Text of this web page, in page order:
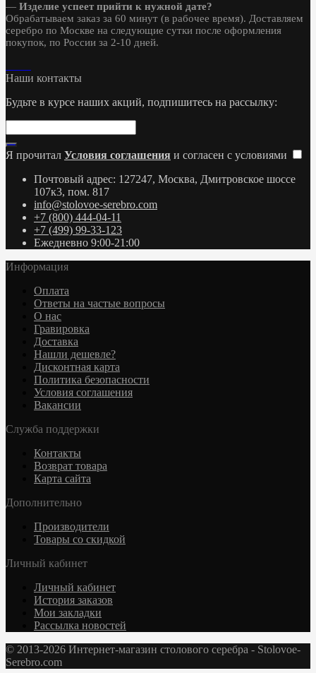
— Изделие успеет прийти к нужной дате?
Обрабатываем заказ за 60 минут (в рабочее время). Доставляем
серебро по Москве на следующие сутки после оформления
покупок, по России за 2-10 дней.
Наши контакты
Будьте в курсе наших акций, подпишитесь на рассылку:
Я прочитал Условия соглашения и согласен с условиями
Почтовый адрес: 127247, Москва, Дмитровское шоссе
107к3, пом. 817
info@stolovoe-serebro.com
+7 (800) 444-04-11
+7 (499) 99-33-123
Ежедневно 9:00-21:00
Информация
Оплата
Ответы на частые вопросы
О нас
Гравировка
Доставка
Нашли дешевле?
Дисконтная карта
Политика безопасности
Условия соглашения
Вакансии
Служба поддержки
Контакты
Возврат товара
Карта сайта
Дополнительно
Производители
Товары со скидкой
Личный кабинет
Личный кабинет
История заказов
Мои закладки
Рассылка новостей
© 2013-2026 Интернет-магазин столового серебра - Stolovoe-
Serebro.com